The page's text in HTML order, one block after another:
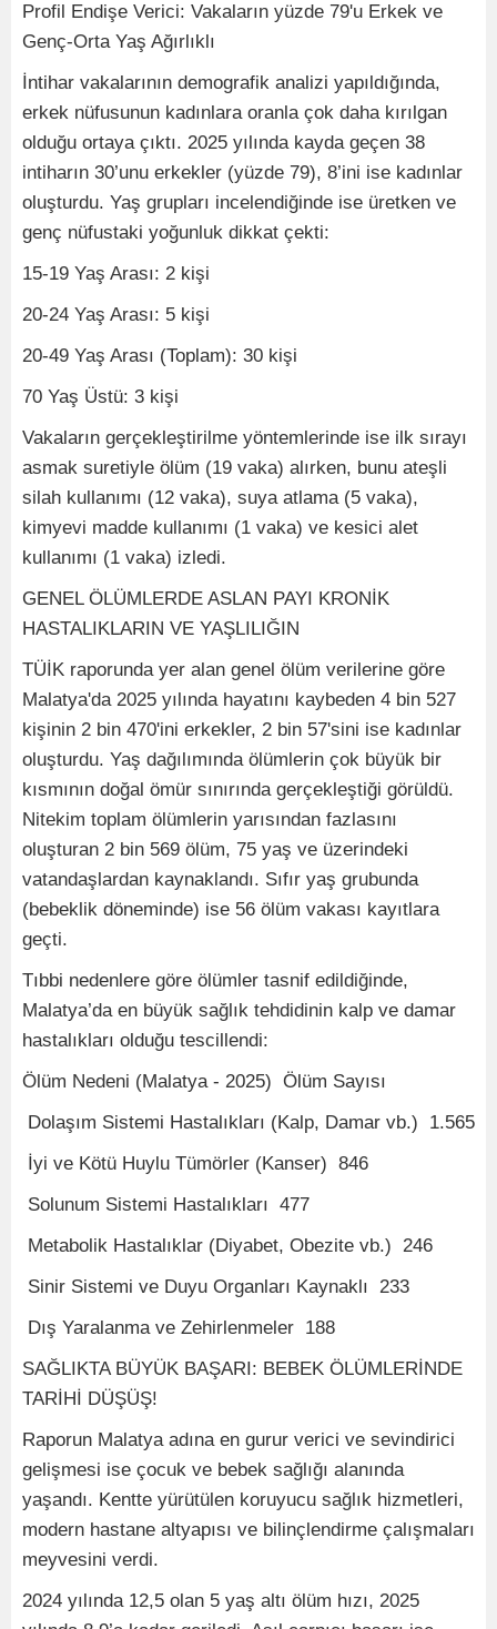
Profil Endişe Verici: Vakaların yüzde 79'u Erkek ve
Genç-Orta Yaş Ağırlıklı
İntihar vakalarının demografik analizi yapıldığında,
erkek nüfusunun kadınlara oranla çok daha kırılgan
olduğu ortaya çıktı. 2025 yılında kayda geçen 38
intiharın 30’unu erkekler (yüzde 79), 8’ini ise kadınlar
oluşturdu. Yaş grupları incelendiğinde ise üretken ve
genç nüfustaki yoğunluk dikkat çekti:
15-19 Yaş Arası: 2 kişi
20-24 Yaş Arası: 5 kişi
20-49 Yaş Arası (Toplam): 30 kişi
70 Yaş Üstü: 3 kişi
Vakaların gerçekleştirilme yöntemlerinde ise ilk sırayı
asmak suretiyle ölüm (19 vaka) alırken, bunu ateşli
silah kullanımı (12 vaka), suya atlama (5 vaka),
kimyevi madde kullanımı (1 vaka) ve kesici alet
kullanımı (1 vaka) izledi.
GENEL ÖLÜMLERDE ASLAN PAYI KRONİK
HASTALIKLARIN VE YAŞLILIĞIN
TÜİK raporunda yer alan genel ölüm verilerine göre
Malatya'da 2025 yılında hayatını kaybeden 4 bin 527
kişinin 2 bin 470'ini erkekler, 2 bin 57'sini ise kadınlar
oluşturdu. Yaş dağılımında ölümlerin çok büyük bir
kısmının doğal ömür sınırında gerçekleştiği görüldü.
Nitekim toplam ölümlerin yarısından fazlasını
oluşturan 2 bin 569 ölüm, 75 yaş ve üzerindeki
vatandaşlardan kaynaklandı. Sıfır yaş grubunda
(bebeklik döneminde) ise 56 ölüm vakası kayıtlara
geçti.
Tıbbi nedenlere göre ölümler tasnif edildiğinde,
Malatya’da en büyük sağlık tehdidinin kalp ve damar
hastalıkları olduğu tescillendi:
Ölüm Nedeni (Malatya - 2025) Ölüm Sayısı
Dolaşım Sistemi Hastalıkları (Kalp, Damar vb.) 1.565
İyi ve Kötü Huylu Tümörler (Kanser) 846
Solunum Sistemi Hastalıkları 477
Metabolik Hastalıklar (Diyabet, Obezite vb.) 246
Sinir Sistemi ve Duyu Organları Kaynaklı 233
Dış Yaralanma ve Zehirlenmeler 188
SAĞLIKTA BÜYÜK BAŞARI: BEBEK ÖLÜMLERİNDE
TARİHİ DÜŞÜŞ!
Raporun Malatya adına en gurur verici ve sevindirici
gelişmesi ise çocuk ve bebek sağlığı alanında
yaşandı. Kentte yürütülen koruyucu sağlık hizmetleri,
modern hastane altyapısı ve bilinçlendirme çalışmaları
meyvesini verdi.
2024 yılında 12,5 olan 5 yaş altı ölüm hızı, 2025